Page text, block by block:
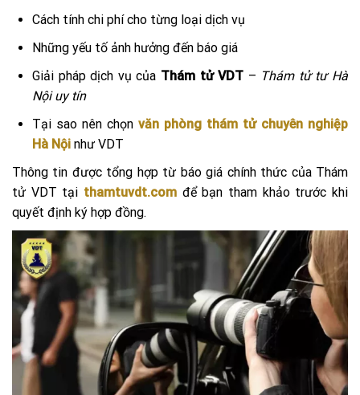
Cách tính chi phí cho từng loại dịch vụ
Những yếu tố ảnh hưởng đến báo giá
Giải pháp dịch vụ của Thám tử VDT – Thám tử tư Hà
Nội uy tín
Tại sao nên chọn văn phòng thám tử chuyên nghiệp
Hà Nội như VDT
Thông tin được tổng hợp từ báo giá chính thức của Thám
tử VDT tại thamtuvdt.com để bạn tham khảo trước khi
quyết định ký hợp đồng.